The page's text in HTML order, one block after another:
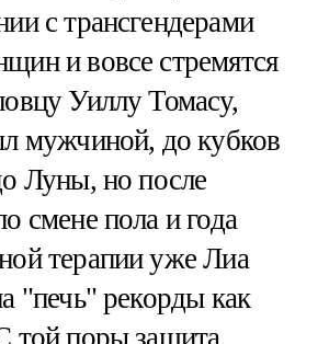
с трансгендерами
и вовсе стремятся
Уиллу Томасу,
мужчиной, до кубков
Луны, но после
смене пола и года
терапии уже Лиа
"печь" рекорды как
той поры защита